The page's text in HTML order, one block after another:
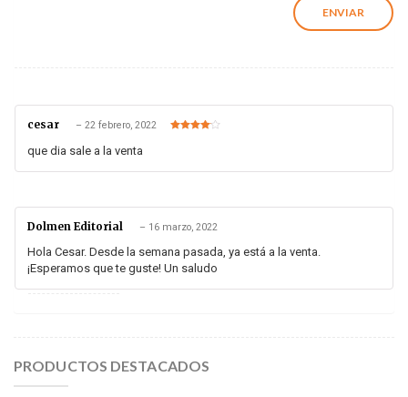
cesar – 22 febrero, 2022
que dia sale a la venta
Dolmen Editorial – 16 marzo, 2022
Hola Cesar. Desde la semana pasada, ya está a la venta.
¡Esperamos que te guste! Un saludo
PRODUCTOS DESTACADOS